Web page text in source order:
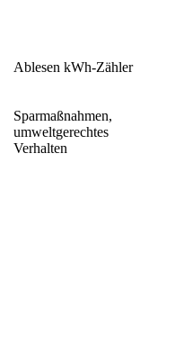
Ablesen kWh-Zähler
Sparmaßnahmen,
umweltgerechtes
Verhalten